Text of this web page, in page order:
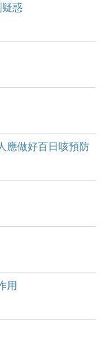
惑
應做好百日咳預防
用